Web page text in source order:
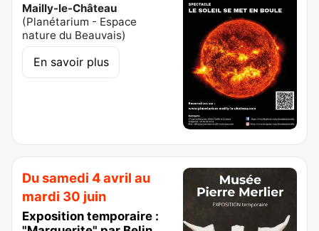
Mailly-le-Château
(Planétarium - Espace
nature du Beauvais)
En savoir plus
Du samedi 4 avril au
mardi 30 juin
Exposition temporaire :